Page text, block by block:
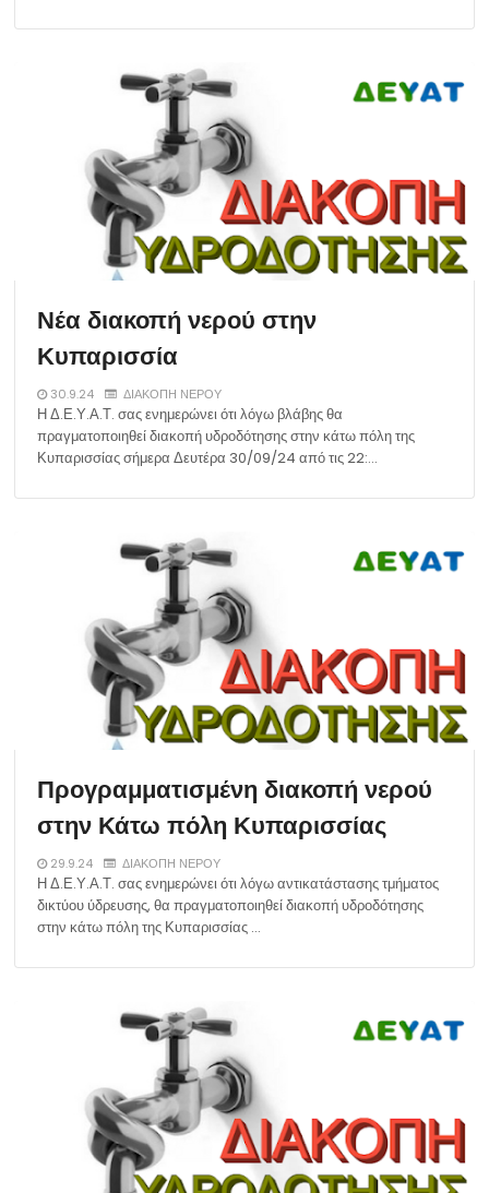
Νέα διακοπή νερού στην
Κυπαρισσία
30.9.24 ΔΙΑΚΟΠΗ ΝΕΡΟΥ
Η Δ.Ε.Υ.Α.Τ. σας ενημερώνει ότι λόγω βλάβης θα
πραγματοποιηθεί διακοπή υδροδότησης στην κάτω πόλη της
Κυπαρισσίας σήμερα Δευτέρα 30/09/24 από τις 22:…
Προγραμματισμένη διακοπή νερού
στην Κάτω πόλη Κυπαρισσίας
29.9.24 ΔΙΑΚΟΠΗ ΝΕΡΟΥ
Η Δ.Ε.Υ.Α.Τ. σας ενημερώνει ότι λόγω αντικατάστασης τμήματος
δικτύου ύδρευσης, θα πραγματοποιηθεί διακοπή υδροδότησης
στην κάτω πόλη της Κυπαρισσίας …